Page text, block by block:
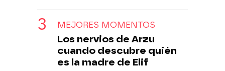
MEJORES MOMENTOS
Los nervios de Arzu
cuando descubre quién
es la madre de Elif